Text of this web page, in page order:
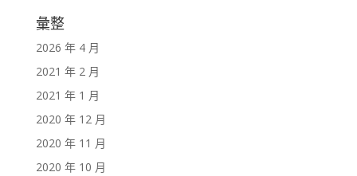
彙整
2026 年 4 月
2021 年 2 月
2021 年 1 月
2020 年 12 月
2020 年 11 月
2020 年 10 月